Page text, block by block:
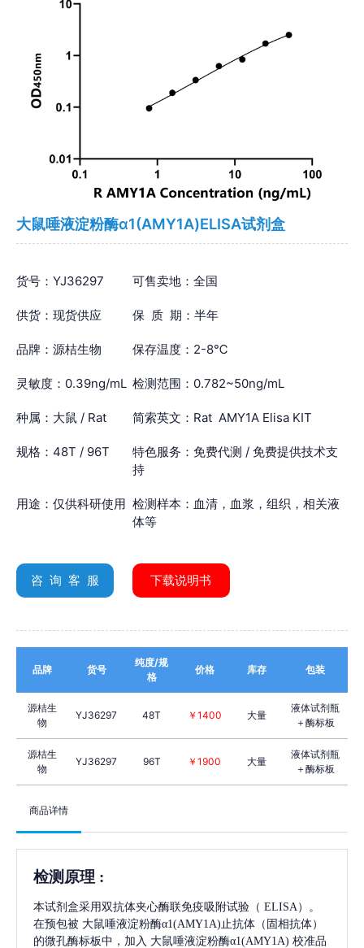
大鼠唾液淀粉酶α1(AMY1A)ELISA试剂盒
货号：YJ36297 可售卖地：全国
供货：现货供应 保 质 期：半年
品牌：源桔生物 保存温度：2-8℃
灵敏度：0.39ng/mL 检测范围：0.782~50ng/mL
种属：大鼠 / Rat 简索英文：Rat AMY1A Elisa KIT
规格：48T / 96T
特色服务：免费代测 / 免费提供技术支
持
用途：仅供科研使用 检测样本：血清，血浆，组织，相关液
体等
咨 询 客 服 下载说明书
品牌 货号
纯度/规
格
价格 库存 包装
源桔生
物
YJ36297 48T ￥1400 大量
液体试剂瓶
＋酶标板
源桔生
物
YJ36297 96T ￥1900 大量
液体试剂瓶
＋酶标板
商品详情
检测原理 :
本试剂盒采用双抗体夹心酶联免疫吸附试验（ ELISA）。
在预包被 大鼠唾液淀粉酶α1(AMY1A) 止抗体（固相抗体）
的微孔酶标板中，加入 大鼠唾液淀粉酶α1(AMY1A) 校准品